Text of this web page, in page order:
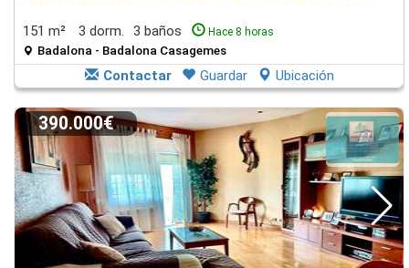
151 m² 3 dorm. 3 baños Hace 8 horas
Badalona - Badalona Casagemes
Contactar Guardar Ubicación
390.000€